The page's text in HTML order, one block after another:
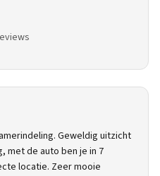
Geweldig uitzicht
met de auto ben je in 7
locatie. Zeer mooie